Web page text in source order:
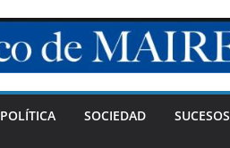
POLÍTICA SOCIEDAD SUCESOS